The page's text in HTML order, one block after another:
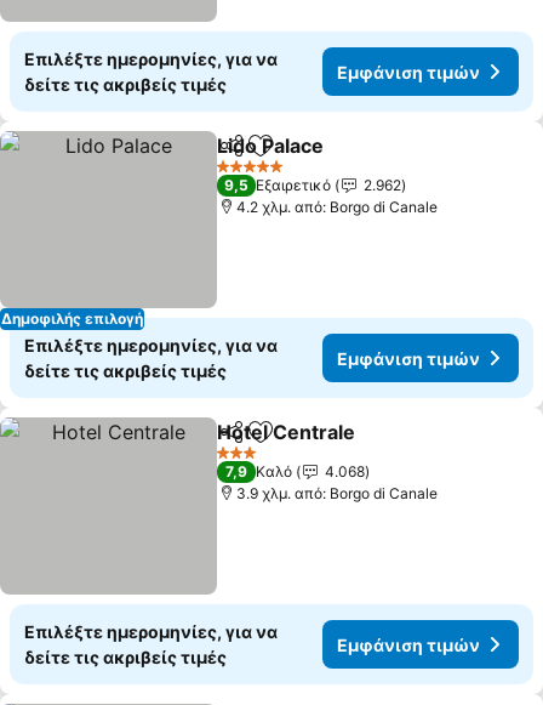
Επιλέξτε ημερομηνίες, για να
δείτε τις ακριβείς τιμές
Εμφάνιση τιμών
Δημοφιλής επιλογή
Κοινοποίηση
Προσθήκη στα αγαπημένα
Lido Palace
5 Αστέρια
9,5 Εξαιρετικό
2.962
4.2 χλμ. από: Borgo di Canale
Επιλέξτε ημερομηνίες, για να
δείτε τις ακριβείς τιμές
Εμφάνιση τιμών
Κοινοποίηση
Προσθήκη στα αγαπημένα
Hotel Centrale
3 Αστέρια
7,9 Καλό
4.068
3.9 χλμ. από: Borgo di Canale
Επιλέξτε ημερομηνίες, για να
δείτε τις ακριβείς τιμές
Εμφάνιση τιμών